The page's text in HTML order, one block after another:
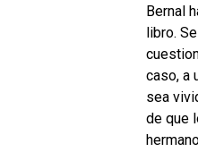
Bernal
libro.
caso, a
sea
de que